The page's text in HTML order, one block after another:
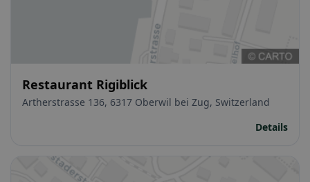
Restaurant Rigiblick
Artherstrasse 136, 6317 Oberwil bei Zug, Switzerland
Details